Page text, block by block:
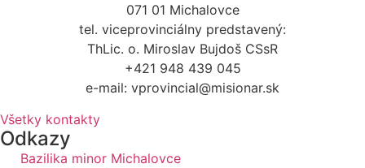
071 01 Michalovce
tel. viceprovinciálny predstavený:
ThLic. o. Miroslav Bujdoš CSsR
+421 948 439 045
e-mail: vprovincial@misionar.sk
Všetky kontakty
Odkazy
Bazilika minor Michalovce